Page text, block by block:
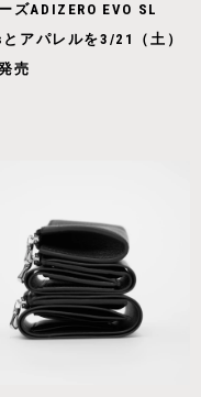
ズADIZERO EVO SL
アパレルを3/21（土）
売